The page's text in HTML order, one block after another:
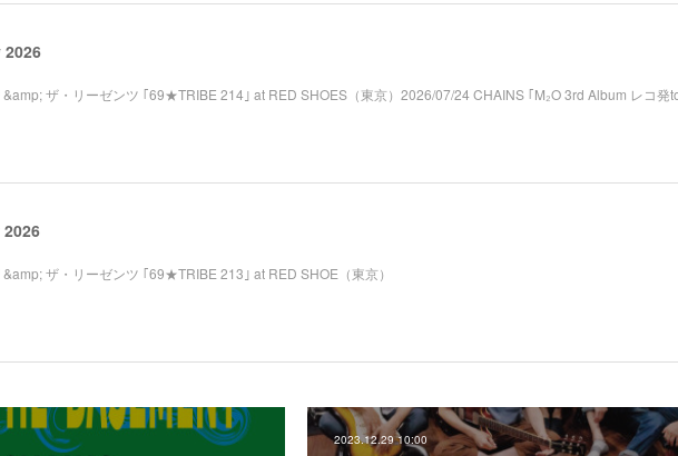
ザ・リーゼンツ ｢69★TRIBE 214｣ at RED SHOES（東京）2026/07/24 CHAINS ｢M₂O 3rd Album レコ発
ザ・リーゼンツ ｢69★TRIBE 213｣ at RED SHOE（東京）
2023.12.29 10:00